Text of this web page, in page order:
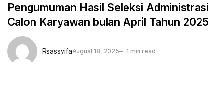
Pengumuman Hasil Seleksi Administrasi
Calon Karyawan bulan April Tahun 2025
RsassyifaAugust 18, 2025 1 min read